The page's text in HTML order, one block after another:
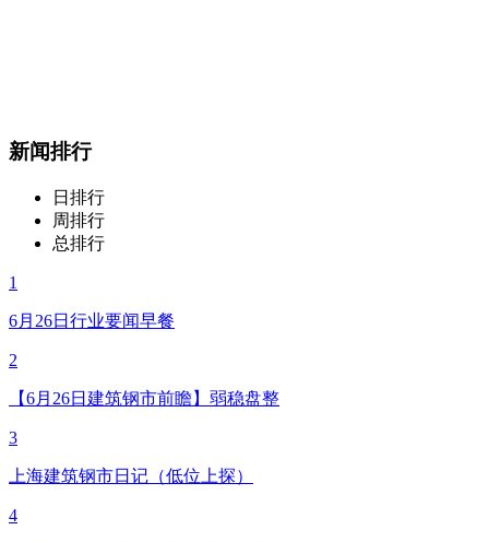
新闻排行
日排行
周排行
总排行
1
6月26日行业要闻早餐
2
【6月26日建筑钢市前瞻】弱稳盘整
3
上海建筑钢市日记（低位上探）
4